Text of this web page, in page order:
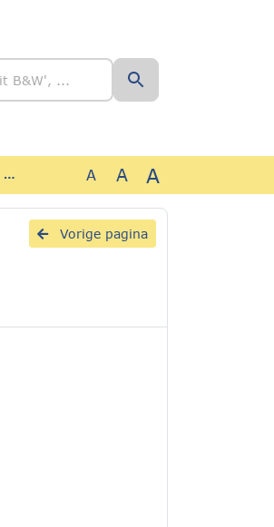
A A A
Vorige pagina